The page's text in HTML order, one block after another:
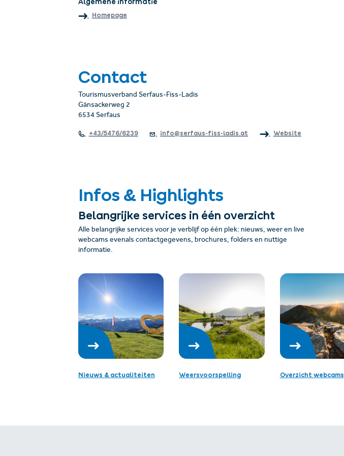
Algemene informatie
Homepage
Contact
Tourismusverband Serfaus-Fiss-Ladis
Gänsackerweg 2
6534 Serfaus
+43/5476/6239 info@serfaus-fiss-ladis.at Website
Infos & Highlights
Belangrijke services in één overzicht
Alle belangrijke services voor je verblijf op één plek: nieuws, weer en live
webcams evenals contactgegevens, brochures, folders en nuttige
informatie.
Nieuws & actualiteiten Weersvoorspelling Overzicht webcams